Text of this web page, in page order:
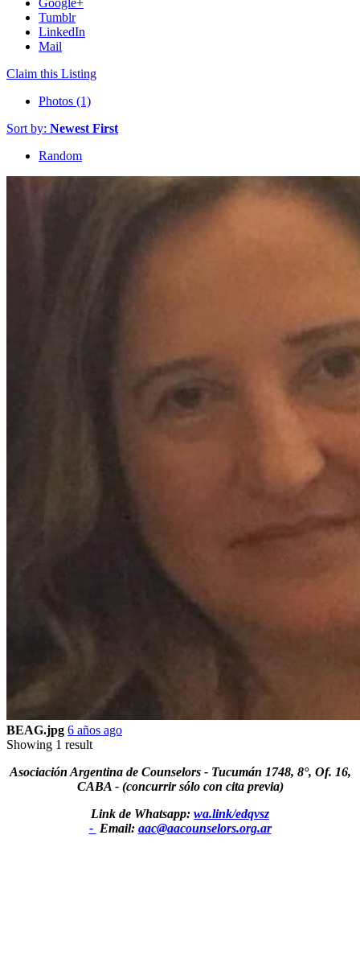
Google+
Tumblr
LinkedIn
Mail
Claim this Listing
Photos (1)
Sort by: Newest First
Random
BEAG.jpg 6 años ago
Showing 1 result
Asociación Argentina de Counselors - Tucumán 1748, 8°, Of. 16,
CABA - (concurrir sólo con cita previa)
Link de Whatsapp: wa.link/edqvsz
- Email: aac@aacounselors.org.ar